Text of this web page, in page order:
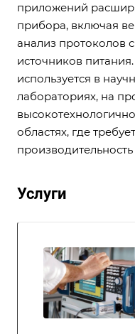
приложений
прибора, включая
анализ протоколов
источников
используется в
лабораториях, на
областях, где
Услуги